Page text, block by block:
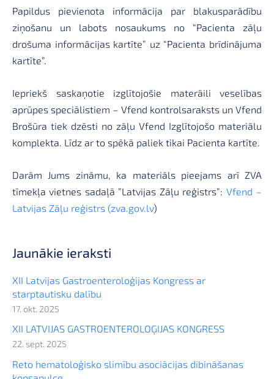
Jaunākie ieraksti
XII Latvijas Gastroenteroloģijas Kongress ar
starptautisku dalību
17. okt. 2025
XII LATVIJAS GASTROENTEROLOĢIJAS KONGRESS
22. sept. 2025
Reto hematoloģisko slimību asociācijas dibināšanas
Papildus pievienota informācija par blakusparādību
ziņošanu un labots nosaukums no “Pacienta zāļu
drošuma informācijas kartīte” uz “Pacienta brīdinājuma
kartīte”.
Iepriekš saskaņotie izglītojošie materāili veselības
aprūpes speciālistiem – Vfend kontrolsaraksts un Vfend
Brošūra tiek dzēsti no zāļu Vfend Izglītojošo materiālu
komplekta. Līdz ar to spēkā paliek tikai Pacienta kartīte.
Darām Jums zināmu, ka materiāls pieejams arī ZVA
tīmekļa vietnes sadaļā ”Latvijas Zāļu reģistrs”: Vfend –
Latvijas Zāļu reģistrs (zva.gov.lv)